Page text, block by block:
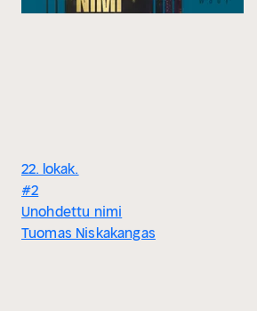
22. lokak.
#2
Unohdettu nimi
Tuomas Niskakangas